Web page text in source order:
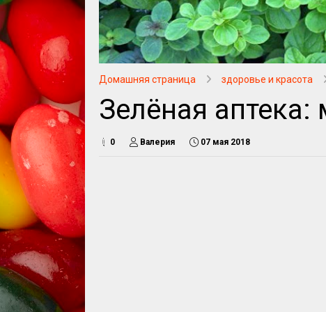
Домашняя страница здоровье и красота
Зелёная
0 Валерия 07 мая 2018